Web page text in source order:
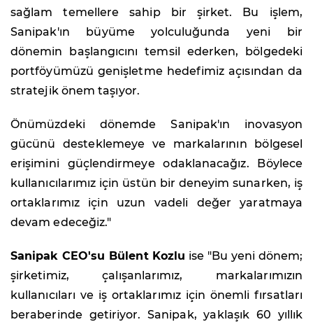
sağlam temellere sahip bir şirket. Bu işlem,
Sanipak'ın büyüme yolculuğunda yeni bir
dönemin başlangıcını temsil ederken, bölgedeki
portföyümüzü genişletme hedefimiz açısından da
stratejik önem taşıyor.
Önümüzdeki dönemde Sanipak'ın inovasyon
gücünü desteklemeye ve markalarının bölgesel
erişimini güçlendirmeye odaklanacağız. Böylece
kullanıcılarımız için üstün bir deneyim sunarken, iş
ortaklarımız için uzun vadeli değer yaratmaya
devam edeceğiz."
Sanipak CEO'su Bülent Kozlu ise "Bu yeni dönem;
şirketimiz, çalışanlarımız, markalarımızın
kullanıcıları ve iş ortaklarımız için önemli fırsatları
beraberinde getiriyor. Sanipak, yaklaşık 60 yıllık